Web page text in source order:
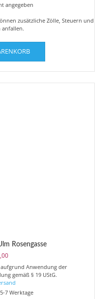
angegeben
zusätzliche Zölle, Steuern und
anfallen.
Rosengasse
Anwendung der
gemäß § 19 UStG.
7 Werktage